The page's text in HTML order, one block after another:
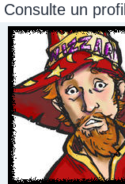
Consulte un